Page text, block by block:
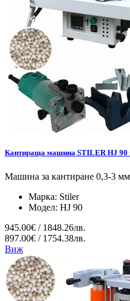
Кантираща машина STILER HJ 90
Машина за кантиране 0,3-3
Марка: Stiler
Модел: HJ 90
945.00€ / 1848.26лв.
897.00€ / 1754.38лв.
Виж